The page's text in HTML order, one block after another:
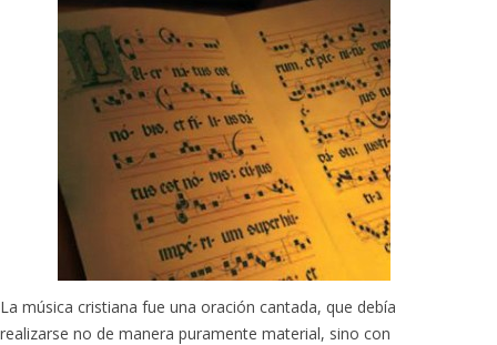
La música cristiana fue una oración cantada, que debía
realizarse no de manera puramente material, sino con